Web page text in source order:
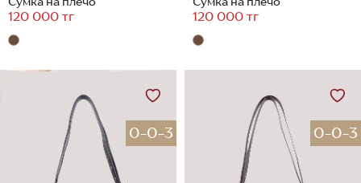
120 000 тг 120 000 тг
0-0-3 0-0-3